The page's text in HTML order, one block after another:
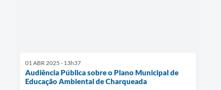
01 ABR 2025 - 13h37
Audiência Pública sobre o Plano Municipal de
Educação Ambiental de Charqueada